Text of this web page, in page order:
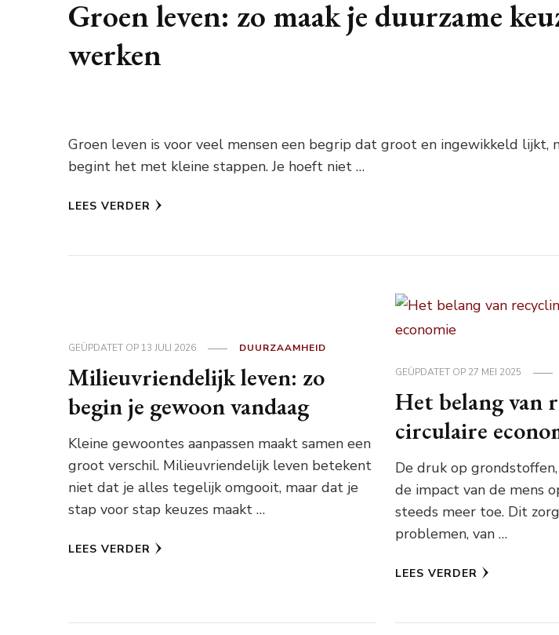
Groen leven: zo maak je duurzame
werken
Groen leven is voor veel mensen een begrip dat groot en ingewikkeld lijkt,
begint het met kleine stappen. Je hoeft niet …
LEES VERDER
GEÜPDATET OP 13 JULI 2026 DUURZAAMHEID
Milieuvriendelijk leven: zo
begin je gewoon vandaag
Kleine gewoontes aanpassen maakt samen een
groot verschil. Milieuvriendelijk leven betekent
niet dat je alles tegelijk omgooit, maar dat je
stap voor stap keuzes maakt …
LEES VERDER
GEÜPDATET OP 27 MEI 2025
Het belang van
circulaire
De druk op
de impact van de mens
steeds meer toe. Dit
problemen, van …
LEES VERDER